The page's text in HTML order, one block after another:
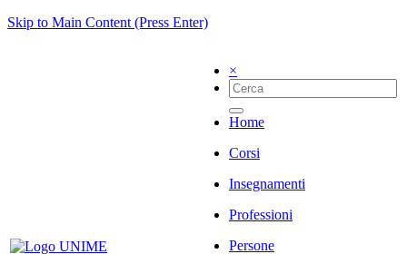
Skip to Main Content (Press Enter)
×
Home
Corsi
Insegnamenti
Professioni
Persone